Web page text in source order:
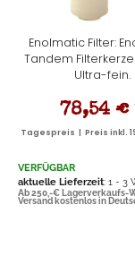
Enolmatic Filter:
Tandem
Ultra-fein.
78,54 €
Tagespreis | Preis inkl.
VERFÜGBAR
aktuelle Lieferzeit: 1 - 3
Ab 250,-€ Lagerverkaufs-
Versand kostenlos in